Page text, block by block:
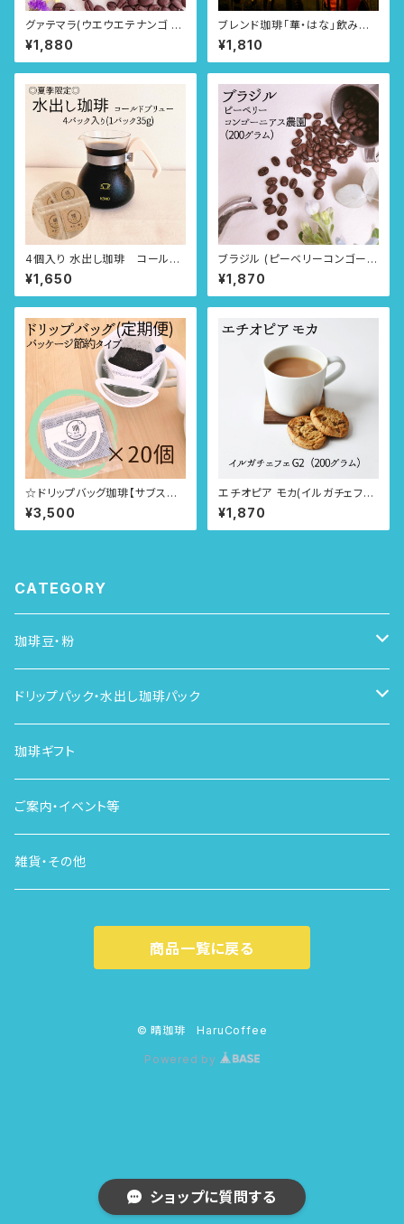
ショップに質問する
グァテマラ(ウエウエテナンゴ S
HB) 飲み方選べる3タイプ
¥1,880
ブレンド珈琲「華・はな」飲み方
選べる3タイプ
¥1,810
4個入り 水出し珈琲 コールド
ブリュー (1パック、35g入り)
¥1,650
ブラジル (ピーベリーコンゴーニ
アス農園) 飲み方選べる3タイプ
¥1,870
☆ドリップバッグ珈琲【サブスク
定期便】20個（配送：月1回、4種
類×5個）
¥3,500
エチオピア モカ(イルガチェフェ
G2) washed 飲み方選べる3タ
イプ
¥1,870
CATEGORY
珈琲豆・粉
月の珈琲
単品
カフェインレス（デカフェ）
ドリップパック・水出し珈琲パック
定期便（サブスク）
珈琲ギフト
ご案内・イベント等
雑貨・その他
商品一覧に戻る
© 晴珈琲 HaruCoffee
Powered by